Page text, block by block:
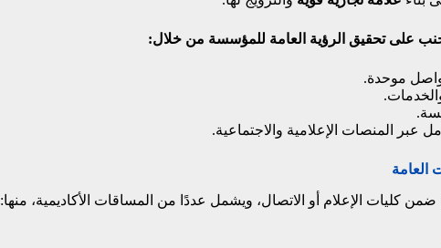
جنب على تحقيق الرؤية العامة للمؤسسة من خلال:
موحدة.
عبر المنصات الإعلامية والاجتماعية.
العامة
كليات الإعلام أو الاتصال، ويشمل عددًا من المساقات الأكاديمية، منها: